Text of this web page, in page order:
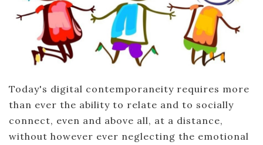
Today's digital contemporaneity requires more
than ever the ability to relate and to socially
connect, even and above all, at a distance,
without however ever neglecting the emotional